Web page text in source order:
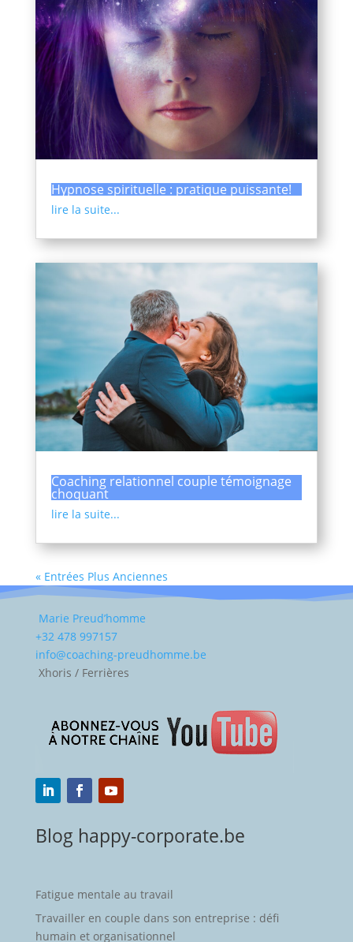
Hypnose spirituelle : pratique puissante!
lire la suite...
Coaching relationnel couple témoignage
choquant
lire la suite...
« Entrées Plus Anciennes
Marie Preud’homme
+32 478 997157
info@coaching-preudhomme.be
Xhoris / Ferrières
Blog happy-corporate.be
Fatigue mentale au travail
Travailler en couple dans son entreprise : défi
humain et organisationnel